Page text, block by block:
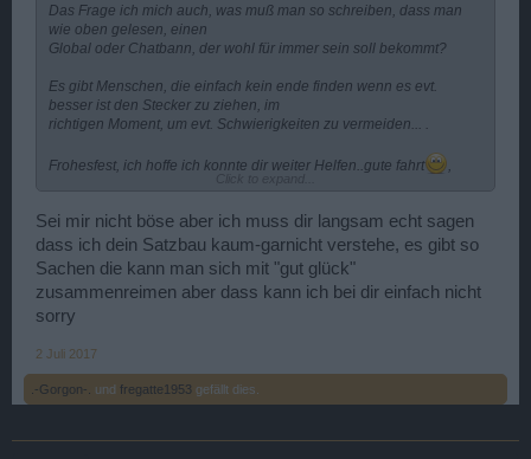
Das Frage ich mich auch, was muß man so schreiben, dass man
wie oben gelesen, einen
Global oder Chatbann, der wohl für immer sein soll bekommt?
Es gibt Menschen, die einfach kein ende finden wenn es evt.
besser ist den Stecker zu ziehen, im
richtigen Moment, um evt. Schwierigkeiten zu vermeiden... .
Frohesfest, ich hoffe ich konnte dir weiter Helfen..gute fahrt ,
Sei mir nicht böse aber ich muss dir langsam echt sagen
dass ich dein Satzbau kaum-garnicht verstehe, es gibt so
Sachen die kann man sich mit "gut glück"
zusammenreimen aber dass kann ich bei dir einfach nicht
sorry
2 Juli 2017
.-Gorgon-. und fregatte1953 gefällt dies.